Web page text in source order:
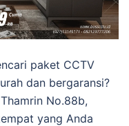
paket CCTV
dan bergaransi?
No.88b,
yang Anda